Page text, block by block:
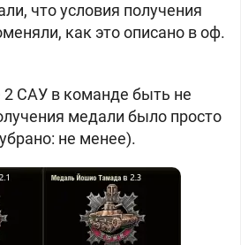
что условия получения
как это описано в оф.
2 САУ в команде быть не
медали было просто
не менее).